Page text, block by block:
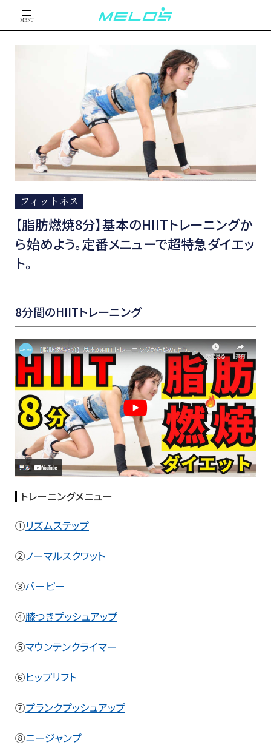
MENU
フィットネス
【脂肪燃焼8分】基本のHIITトレーニングか
ら始めよう。定番メニューで超特急ダイエッ
ト。
8分間のHIITトレーニング
トレーニングメニュー
①リズムステップ
②ノーマルスクワット
③バーピー
④膝つきプッシュアップ
⑤マウンテンクライマー
⑥ヒップリフト
⑦プランクプッシュアップ
⑧ニージャンプ